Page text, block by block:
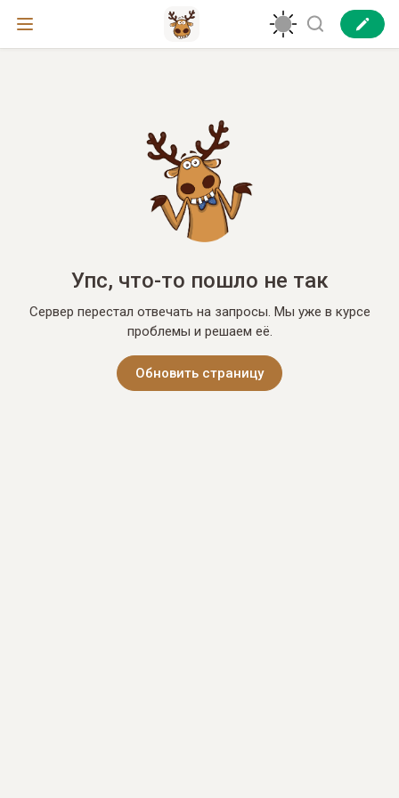
Упс, что-то пошло не так
Сервер перестал отвечать на запросы. Мы уже в курсе
проблемы и решаем её.
Обновить страницу